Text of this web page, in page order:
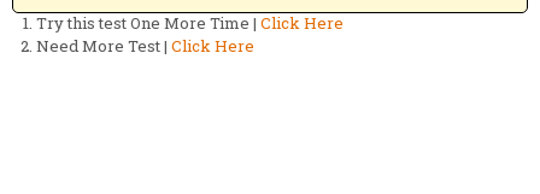
Try this test One More Time | Click Here
Need More Test | Click Here